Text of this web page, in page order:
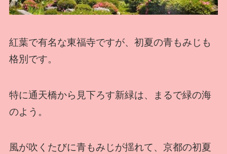
紅葉で有名な東福寺ですが、初夏の青もみじも
格別です。
特に通天橋から見下ろす新緑は、まるで緑の海
のよう。
風が吹くたびに青もみじが揺れて、京都の初夏